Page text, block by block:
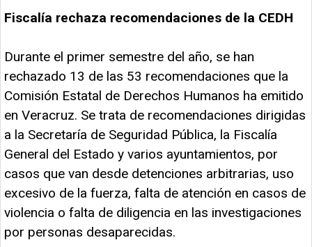
Fiscalía rechaza recomendaciones de la CEDH
Durante el primer semestre del año, se han
rechazado 13 de las 53 recomendaciones que la
Comisión Estatal de Derechos Humanos ha emitido
en Veracruz. Se trata de recomendaciones dirigidas
a la Secretaría de Seguridad Pública, la Fiscalía
General del Estado y varios ayuntamientos, por
casos que van desde detenciones arbitrarias, uso
excesivo de la fuerza, falta de atención en casos de
violencia o falta de diligencia en las investigaciones
por personas desaparecidas.